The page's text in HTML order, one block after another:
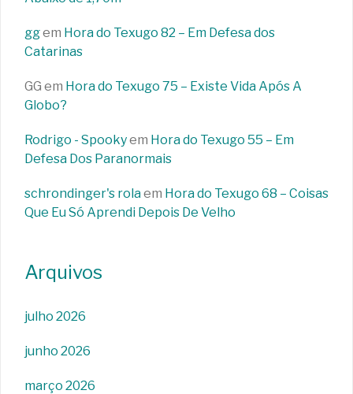
ggem Hora do Texugo 82 – Em Defesa dos
Catarinas
GG em Hora do Texugo 75 – Existe Vida Após A
Globo?
Rodrigo - Spookyem Hora do Texugo 55 – Em
Defesa Dos Paranormais
schrondinger's rolaem Hora do Texugo 68 – Coisas
Que Eu Só Aprendi Depois De Velho
Arquivos
julho 2026
junho 2026
março 2026